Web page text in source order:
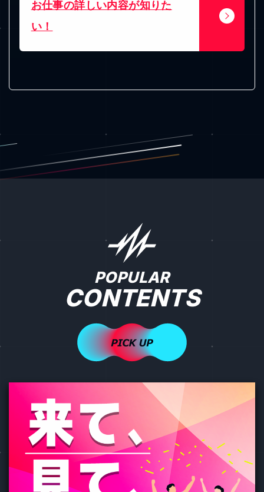
工賃について、知りたい！
お仕事の詳しい内容が知りた
い！
無料体験って、どんなことをす
POPULAR
CONTENTS